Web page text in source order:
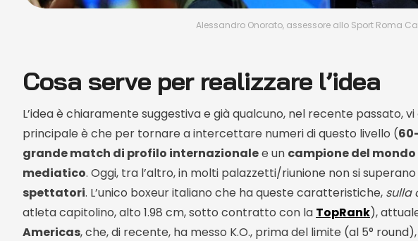
Alessandro Onorato, assessore allo Sport Roma
Cosa serve per realizzare l’idea
L’idea è chiaramente suggestiva e già qualcuno, nel recente passato,
principale è che per tornare a intercettare numeri di questo livello (
grande match di profilo internazionalee un campione del
mediatico. Oggi, tra l’altro, in molti palazzetti/riunione non si
spettatori. L’unico boxeur italiano che ha queste caratteristiche, sulla
atleta capitolino, alto 1.98 cm, sotto contratto con la TopRank),
Americas, che, di recente, ha messo K.O., prima del limite (al 5°